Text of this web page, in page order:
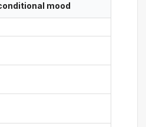
mood